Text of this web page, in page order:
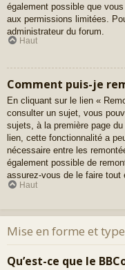
également possible que
aux permissions limitées.
administrateur du forum.
Haut
Comment puis-je
En cliquant sur le lien «
consulter un sujet, vous
sujets, à la première page
lien, cette fonctionnalité a
nécessaire entre les
également possible de
assurez-vous de le faire tout
Haut
Mise en forme et
Qu’est-ce que le